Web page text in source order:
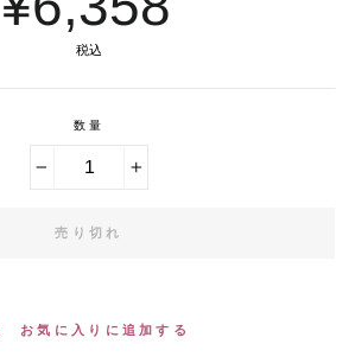
税込
数量
売り切れ
お気に入りに追加する